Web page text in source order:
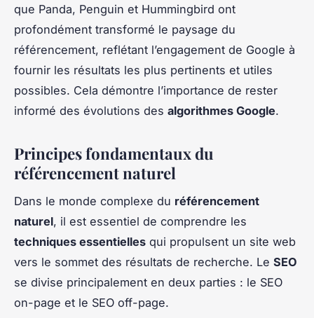
que Panda, Penguin et Hummingbird ont
profondément transformé le paysage du
référencement, reflétant l’engagement de Google à
fournir les résultats les plus pertinents et utiles
possibles. Cela démontre l’importance de rester
informé des évolutions des algorithmes Google.
Principes fondamentaux du
référencement naturel
Dans le monde complexe du référencement
naturel, il est essentiel de comprendre les
techniques essentielles qui propulsent un site web
vers le sommet des résultats de recherche. Le SEO
se divise principalement en deux parties : le SEO
on-page et le SEO off-page.